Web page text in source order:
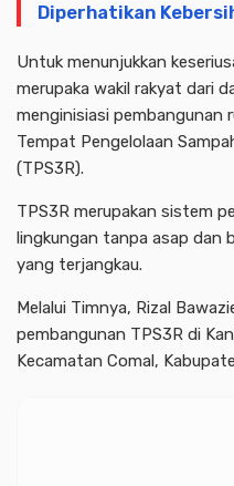
Diperhatikan
Untuk menunjukkan
merupaka wakil rakyat dari
menginisiasi pembangunan
Tempat Pengelolaan
(TPS3R).
TPS3R merupakan sistem
lingkungan tanpa asap dan
yang terjangkau.
Melalui Timnya, Rizal
pembangunan TPS3R di
Kecamatan Comal,